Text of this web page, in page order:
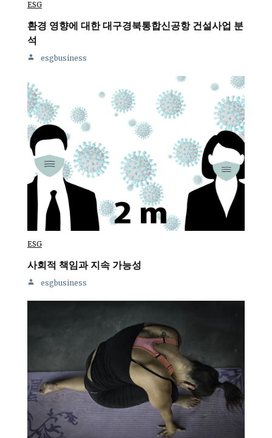
ESG
환경 영향에 대한 대구경북통합신공항 건설사업 분
석
esgbusiness
ESG
사회적 책임과 지속 가능성
esgbusiness